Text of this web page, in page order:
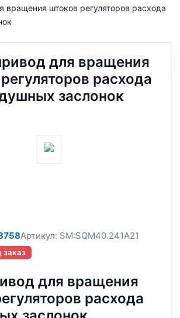
вращения штоков регуляторов расхода
для вращения
расхода
заслонок
Артикул: SM:SQM40.241A21
заказ
для вращения
расхода